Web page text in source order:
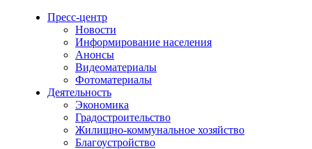
Пресс-центр
Новости
Информирование населения
Анонсы
Видеоматериалы
Фотоматериалы
Деятельность
Экономика
Градостроительство
Жилищно-коммунальное хозяйство
Благоустройство